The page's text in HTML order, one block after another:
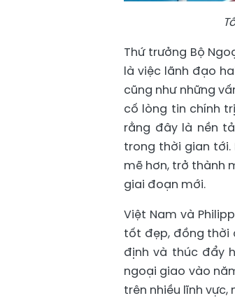
Thứ trưởng Bộ
là việc lãnh đạo
cũng như những
cố lòng tin chính
rằng đây là nền
trong thời gian tới.
mẽ hơn, trở thành
giai đoạn mới.
Việt Nam và
tốt đẹp, đồng thời
định và thúc đẩy
ngoại giao vào
trên nhiều lĩnh